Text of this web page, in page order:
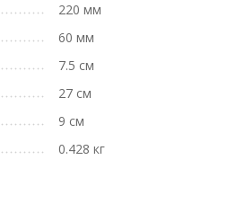
220 мм
60 мм
7.5 см
27 см
9 см
0.428 кг